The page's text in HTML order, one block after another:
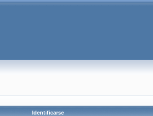
Identificarse